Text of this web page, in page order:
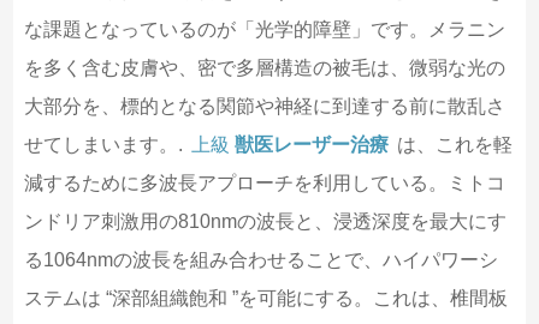
な課題となっているのが「光学的障壁」です。メラニン
を多く含む皮膚や、密で多層構造の被毛は、微弱な光の
大部分を、標的となる関節や神経に到達する前に散乱さ
せてしまいます。.
上級 獣医レーザー治療 は、これを軽
減するために多波長アプローチを利用している。ミトコ
ンドリア刺激用の810nmの波長と、浸透深度を最大にす
る1064nmの波長を組み合わせることで、ハイパワーシ
ステムは “深部組織飽和 ”を可能にする。これは、椎間板